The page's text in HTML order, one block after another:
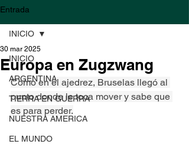
Entrada
INICIO
ARGENTINA
TIERRA EN GUERRA
NUESTRA AMERICA
EL MUNDO
INICIO
Europa en Zugzwang
30 mar 2025
Como en el ajedrez, Bruselas llegó al
punto donde le toca mover y sabe que
es para perder.